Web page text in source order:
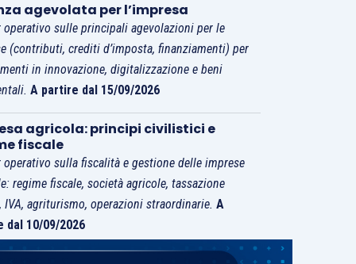
agevolata per l’impresa
operativo sulle principali agevolazioni per le
(contributi, crediti d’imposta, finanziamenti) per
in innovazione, digitalizzazione e beni
A partire dal 15/09/2026
agricola: principi civilistici e
fiscale
operativo sulla fiscalità e gestione delle imprese
regime fiscale, società agricole, tassazione
IVA, agriturismo, operazioni straordinarie.A
dal 10/09/2026